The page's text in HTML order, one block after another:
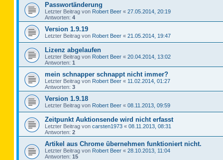
Passwortänderung
Letzter Beitrag von Robert Beer « 27.05.2014, 20:19
Antworten: 4
Version 1.9.19
Letzter Beitrag von Robert Beer « 21.05.2014, 19:47
Lizenz abgelaufen
Letzter Beitrag von Robert Beer « 20.04.2014, 13:02
Antworten: 1
mein schnapper schnappt nicht immer?
Letzter Beitrag von Robert Beer « 11.02.2014, 01:27
Antworten: 3
Version 1.9.18
Letzter Beitrag von Robert Beer « 08.11.2013, 09:59
Zeitpunkt Auktionsende wird nicht erfasst
Letzter Beitrag von carsten1973 « 08.11.2013, 08:31
Antworten: 2
Artikel aus Chrome übernehmen funktioniert nicht.
Letzter Beitrag von Robert Beer « 28.10.2013, 11:04
Antworten: 15